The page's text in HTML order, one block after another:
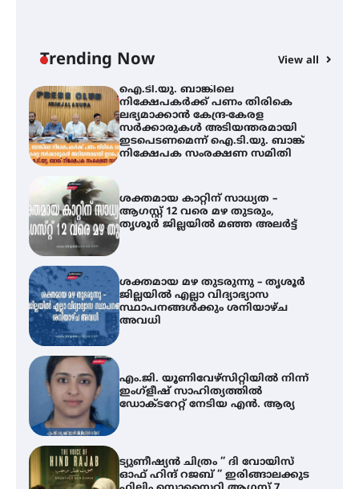
Trending Now View all
ഇടപെടണമെന്ന് ഐ.ടി.യു. ബാങ്ക്
നിക്ഷേപക സംരക്ഷണ സമിതി
ശക്തമായ കാറ്റിന് സാധ്യത –
ആഗസ്റ്റ് 12 വരെ മഴ തുടരും,
തൃശൂർ ജില്ലയിൽ മഞ്ഞ അലർട്ട്
ശക്തമായ മഴ തുടരുന്നു – തൃശൂർ
ജില്ലയിൽ എല്ലാ വിദ്യാഭ്യാസ
സ്ഥാപനങ്ങൾക്കും ശനിയാഴ്ച
അവധി
എം.ജി. യൂണിവേഴ്‌സിറ്റിയിൽ നിന്ന്
ഇംഗ്ളീഷ് സാഹിത്യത്തിൽ
ഡോക്ടറേറ്റ് നേടിയ എൻ. ആര്യ
ട്യുണീഷ്യൻ ചിത്രം ” ദി വോയിസ്
ഓഫ് ഹിന്ദ് റജബ് ” ഇരിങ്ങാലക്കുട
ഫിലിം സൊസൈറ്റി ആഗസ്റ്റ് 7
വെള്ളിയാഴ്ച സ്‌ക്രീൻ ചെയ്യുന്നു
തിരനോട്ടം ‘അരങ്ങ് 2026’ ഉണർന്നു